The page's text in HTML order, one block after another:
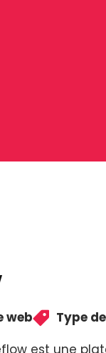
web Type
est une